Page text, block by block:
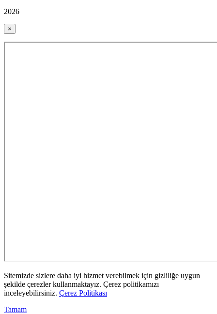
2026
×
Sitemizde sizlere daha iyi hizmet verebilmek için gizliliğe uygun
şekilde çerezler kullanmaktayız. Çerez politikamızı
inceleyebilirsiniz. Çerez Politikası
Tamam